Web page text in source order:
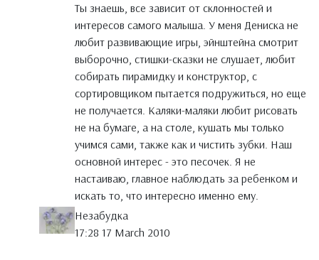
Ты знаешь, все зависит от склонностей и
интересов самого малыша. У меня Дениска не
любит развивающие игры, эйнштейна смотрит
выборочно, стишки-сказки не слушает, любит
собирать пирамидку и конструктор, с
сортировщиком пытается подружиться, но еще
не получается. Каляки-маляки любит рисовать
не на бумаге, а на столе, кушать мы только
учимся сами, также как и чистить зубки. Наш
основной интерес - это песочек. Я не
настаиваю, главное наблюдать за ребенком и
искать то, что интересно именно ему.
Незабудка
17:28 17 March 2010